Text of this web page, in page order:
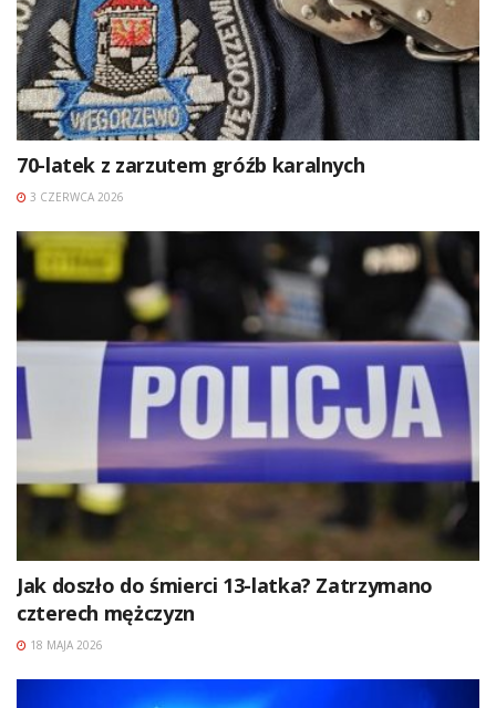
70-latek z zarzutem gróźb karalnych
3 CZERWCA 2026
Jak doszło do śmierci 13-latka? Zatrzymano
czterech mężczyzn
18 MAJA 2026